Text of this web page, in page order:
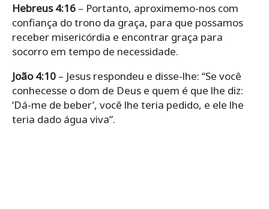
Hebreus 4:16 – Portanto, aproximemo-nos com
confiança do trono da graça, para que possamos
receber misericórdia e encontrar graça para
socorro em tempo de necessidade.
João 4:10 – Jesus respondeu e disse-lhe: “Se você
conhecesse o dom de Deus e quem é que lhe diz:
‘Dá-me de beber’, você lhe teria pedido, e ele lhe
teria dado água viva”.